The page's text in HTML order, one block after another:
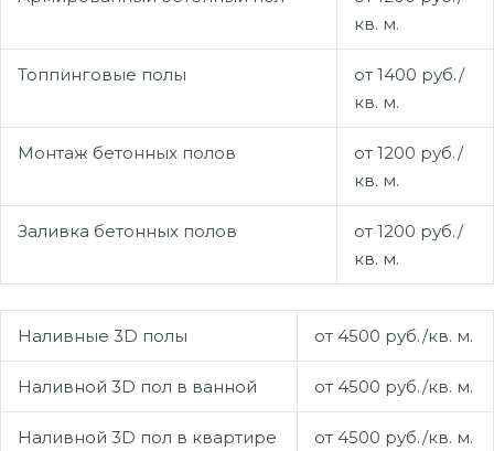
кв. м.
Топпинговые полы
от 1400 руб./
кв. м.
Монтаж бетонных полов
от 1200 руб./
кв. м.
Заливка бетонных полов
от 1200 руб./
кв. м.
Наливные 3D полы от 4500 руб./кв. м.
Наливной 3D пол в ванной от 4500 руб./кв. м.
Наливной 3D пол в квартире от 4500 руб./кв. м.